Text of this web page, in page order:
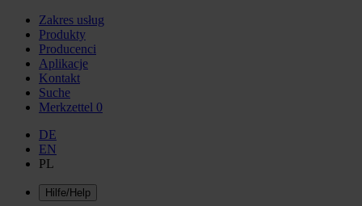
Zakres usług
Produkty
Producenci
Aplikacje
Kontakt
Suche
Merkzettel 0
DE
EN
PL
Hilfe/Help